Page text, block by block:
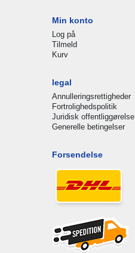
Min konto
Log på
Tilmeld
Kurv
legal
Annulleringsrettigheder
Fortrolighedspolitik
Juridisk offentliggørelse
Generelle betingelser
Forsendelse